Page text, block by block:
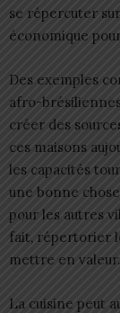
se répercuter
économique
Des exemples
afro-
créer des
ces maisons
les capacités
une bonne
pour les autres
fait, répertorier
mettre en valeur.
La cuisine peut